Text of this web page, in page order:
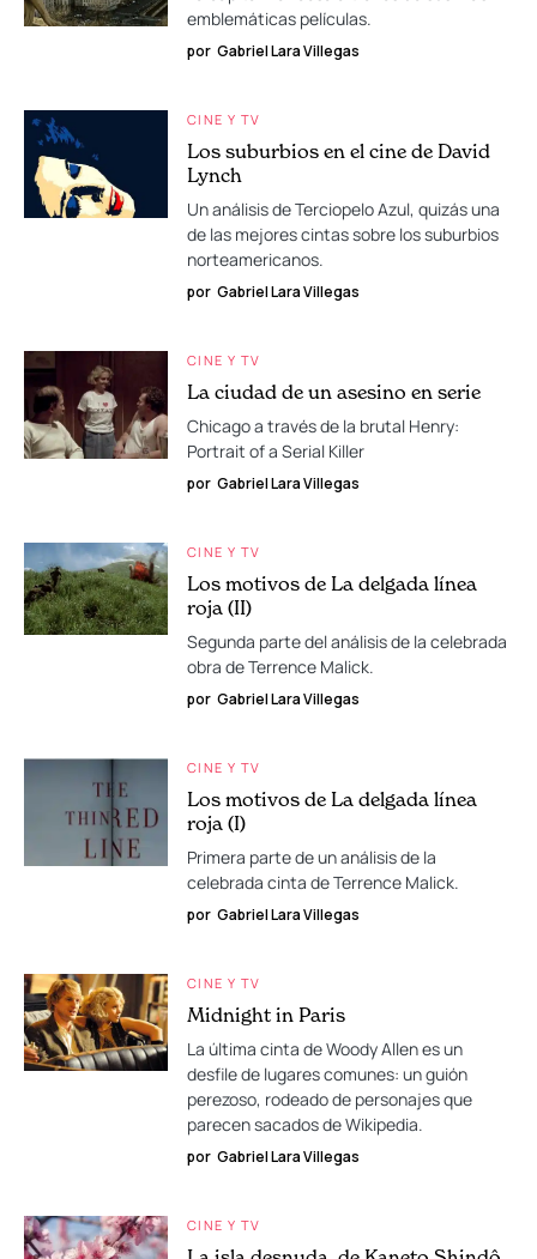
emblemáticas películas.
por Gabriel Lara Villegas
CINE Y TV
Los suburbios en el cine de David
Lynch
Un análisis de Terciopelo Azul, quizás una
de las mejores cintas sobre los suburbios
norteamericanos.
por Gabriel Lara Villegas
CINE Y TV
La ciudad de un asesino en serie
Chicago a través de la brutal Henry:
Portrait of a Serial Killer
por Gabriel Lara Villegas
CINE Y TV
Los motivos de La delgada línea
roja (II)
Segunda parte del análisis de la celebrada
obra de Terrence Malick.
por Gabriel Lara Villegas
CINE Y TV
Los motivos de La delgada línea
roja (I)
Primera parte de un análisis de la
celebrada cinta de Terrence Malick.
por Gabriel Lara Villegas
CINE Y TV
Midnight in Paris
La última cinta de Woody Allen es un
desfile de lugares comunes: un guión
perezoso, rodeado de personajes que
parecen sacados de Wikipedia.
por Gabriel Lara Villegas
CINE Y TV